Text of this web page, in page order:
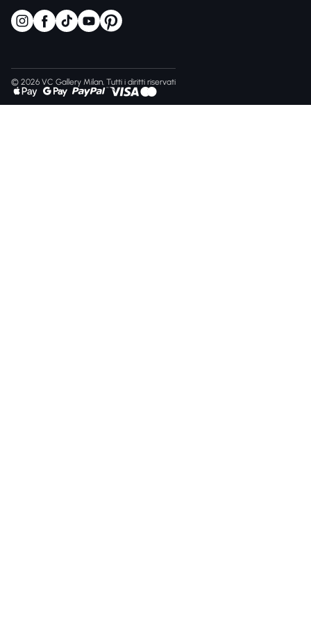
© 2026 VC Gallery Milan, Tutti i diritti riservati